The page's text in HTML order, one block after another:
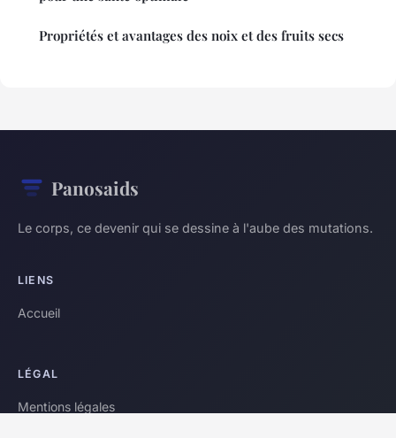
Propriétés et avantages des noix et des fruits secs
Panosaids
Le corps, ce devenir qui se dessine à l'aube des mutations.
LIENS
Accueil
LÉGAL
Mentions légales